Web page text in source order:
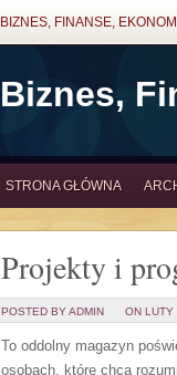
BIZNES, FINANSE,
Biznes,
STRONA GŁÓWNA
Projekty i
POSTED BY ADMIN ON LUTY
To oddolny magazyn
osobach, które chcą